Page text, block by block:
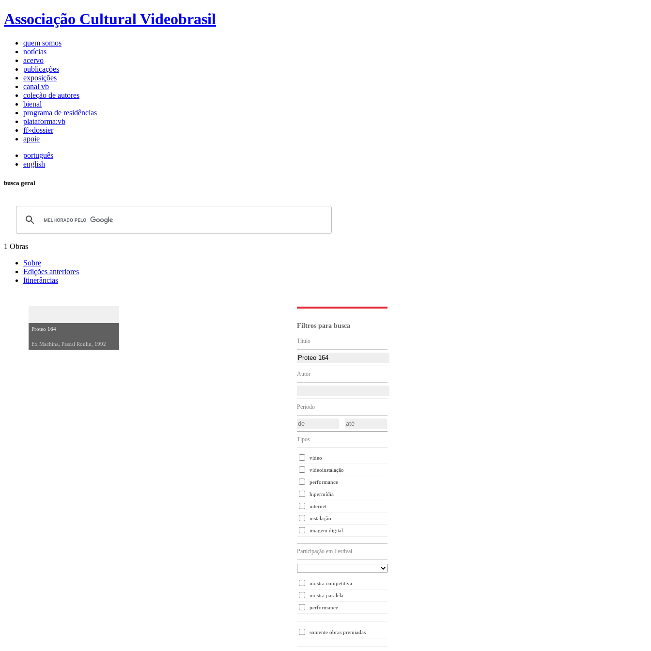
Associação Cultural Videobrasil
quem somos
notícias
acervo
publicações
exposições
canal vb
coleção de autores
bienal
programa de residências
plataforma:vb
ff»dossier
apoie
português
english
busca geral
1 Obras
Sobre
Edições anteriores
Itinerâncias
Proteo 164
Ex Machina, Pascal Roulin, 1992
Filtros para busca
Título
Autor
Período
Tipos
vídeo
videoinstalação
performance
hipermídia
internet
instalação
imagem digital
Participação em Festival
mostra competitiva
mostra paralela
performance
somente obras premiadas